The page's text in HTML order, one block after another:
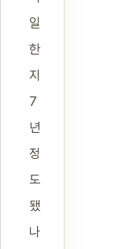
일
한
지
7
년
정
도
됐
나